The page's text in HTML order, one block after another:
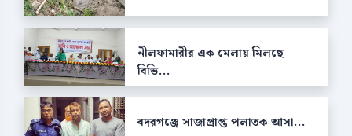
নীলফামারীর এক মেলায় মিলছে
বিভি...
বদরগঞ্জে সাজাপ্রাপ্ত পলাতক আসা...